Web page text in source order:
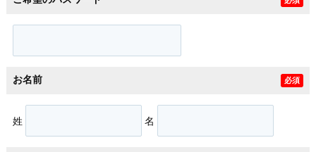
お名前 必須
姓 名